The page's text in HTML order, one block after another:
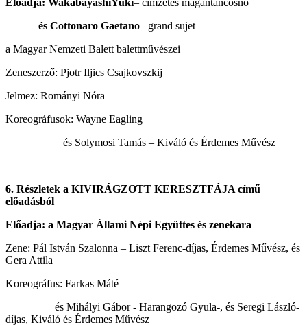
és Cottonaro Gaetano– grand sujet
a Magyar Nemzeti Balett balettművészei
Zeneszerző: Pjotr Iljics Csajkovszkij
Jelmez: Rományi Nóra
Koreográfusok: Wayne Eagling
és Solymosi Tamás – Kiváló és Érdemes Művész
6. Részletek a KIVIRÁGZOTT KERESZTFÁJA című
előadásból
Előadja: a Magyar Állami Népi Együttes és zenekara
Zene: Pál István Szalonna – Liszt Ferenc-díjas, Érdemes Művész, és
Gera Attila
Koreográfus: Farkas Máté
és Mihályi Gábor - Harangozó Gyula-, és Seregi László-
díjas, Kiváló és Érdemes Művész